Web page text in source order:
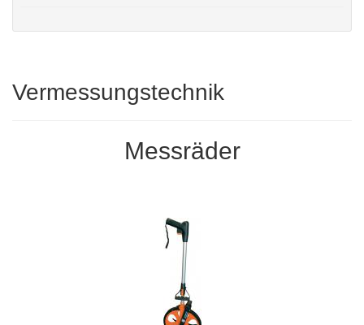
Vermessungstechnik
Messräder